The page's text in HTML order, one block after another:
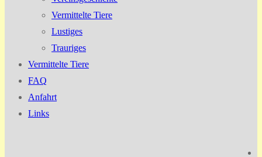
Vermittelte Tiere
Lustiges
Trauriges
Vermittelte Tiere
FAQ
Anfahrt
Links